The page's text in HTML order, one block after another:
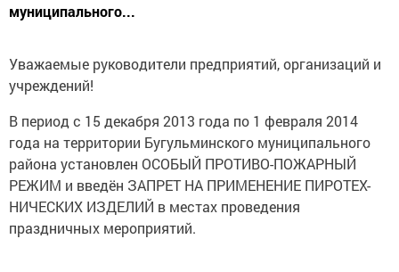
муниципального...
Уважаемые руководители предприятий, организаций и
учреждений!
В период с 15 декабря 2013 года по 1 февраля 2014
года на территории Бугульминского муниципального
района установлен ОСОБЫЙ ПРОТИВО-ПОЖАРНЫЙ
РЕЖИМ и введён ЗАПРЕТ НА ПРИМЕНЕНИЕ ПИРОТЕХ-
НИЧЕСКИХ ИЗДЕЛИЙ в местах проведения
праздничных мероприятий.